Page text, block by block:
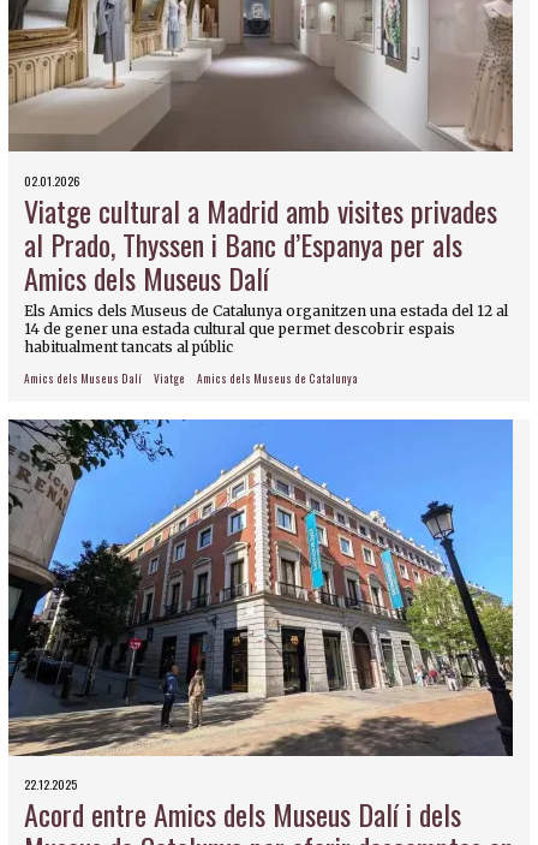
02.01.2026
Viatge cultural a Madrid amb visites privades
al Prado, Thyssen i Banc d’Espanya per als
Amics dels Museus Dalí
Els Amics dels Museus de Catalunya organitzen una estada del 12 al
14 de gener una estada cultural que permet descobrir espais
habitualment tancats al públic
Amics dels Museus Dalí Viatge Amics dels Museus de Catalunya
22.12.2025
Acord entre Amics dels Museus Dalí i dels